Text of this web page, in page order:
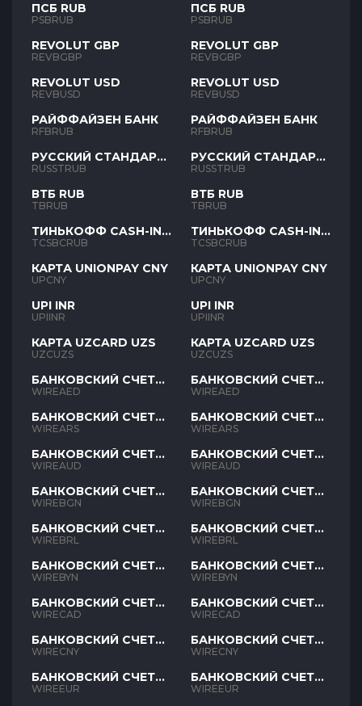
ПСБ RUB
PSBRUB
REVOLUT GBP
REVBGBP
REVOLUT USD
REVBUSD
РАЙФФАЙЗЕН БАНК
RFBRUB
РУССКИЙ СТАНДАРТ
RUB
RUSSTRUB
ВТБ RUB
TBRUB
ТИНЬКОФФ CASH-IN
RUB
TCSBCRUB
КАРТА UNIONPAY CNY
UPCNY
UPI INR
UPIINR
КАРТА UZCARD UZS
UZCUZS
БАНКОВСКИЙ СЧЕТ
AED
WIREAED
БАНКОВСКИЙ СЧЕТ
ARS
WIREARS
БАНКОВСКИЙ СЧЕТ
AUD
WIREAUD
БАНКОВСКИЙ СЧЕТ
BGN
WIREBGN
БАНКОВСКИЙ СЧЕТ
BRL
WIREBRL
БАНКОВСКИЙ СЧЕТ
BYN
WIREBYN
БАНКОВСКИЙ СЧЕТ
CAD
WIRECAD
БАНКОВСКИЙ СЧЕТ
CNY
WIRECNY
БАНКОВСКИЙ СЧЕТ
EUR
WIREEUR
ПСБ RUB
PSBRUB
REVOLUT GBP
REVBGBP
REVOLUT USD
REVBUSD
РАЙФФАЙЗЕН БАНК
RFBRUB
РУССКИЙ СТАНДАРТ
RUB
RUSSTRUB
ВТБ RUB
TBRUB
ТИНЬКОФФ CASH-IN
RUB
TCSBCRUB
КАРТА UNIONPAY CNY
UPCNY
UPI INR
UPIINR
КАРТА UZCARD UZS
UZCUZS
БАНКОВСКИЙ СЧЕТ
AED
WIREAED
БАНКОВСКИЙ СЧЕТ
ARS
WIREARS
БАНКОВСКИЙ СЧЕТ
AUD
WIREAUD
БАНКОВСКИЙ СЧЕТ
BGN
WIREBGN
БАНКОВСКИЙ СЧЕТ
BRL
WIREBRL
БАНКОВСКИЙ СЧЕТ
BYN
WIREBYN
БАНКОВСКИЙ СЧЕТ
CAD
WIRECAD
БАНКОВСКИЙ СЧЕТ
CNY
WIRECNY
БАНКОВСКИЙ СЧЕТ
EUR
WIREEUR